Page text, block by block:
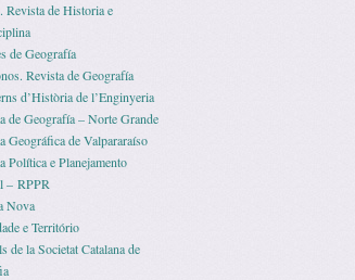
Revista de His­to­ria e
de Geografía
Revista de Geografía
d’Història de l’Enginyeria
de Geografía – Norte Grande
Geográfica de Valpararaíso
Polí­tica e Pla­ne­ja­mento
– RPPR
Nova
e Território
de la Societat Catalana de